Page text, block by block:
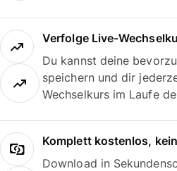
Verfolge Live-
Du kannst deine
speichern und dir
Wechselkurs im Laufe
Komplett kostenlos,
Download in